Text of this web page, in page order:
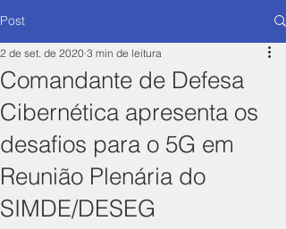
Post
Comandante de Defesa
Cibernética apresenta os
desafios para o 5G em
Reunião Plenária do
SIMDE/DESEG
2 de set. de 2020 3 min de leitura